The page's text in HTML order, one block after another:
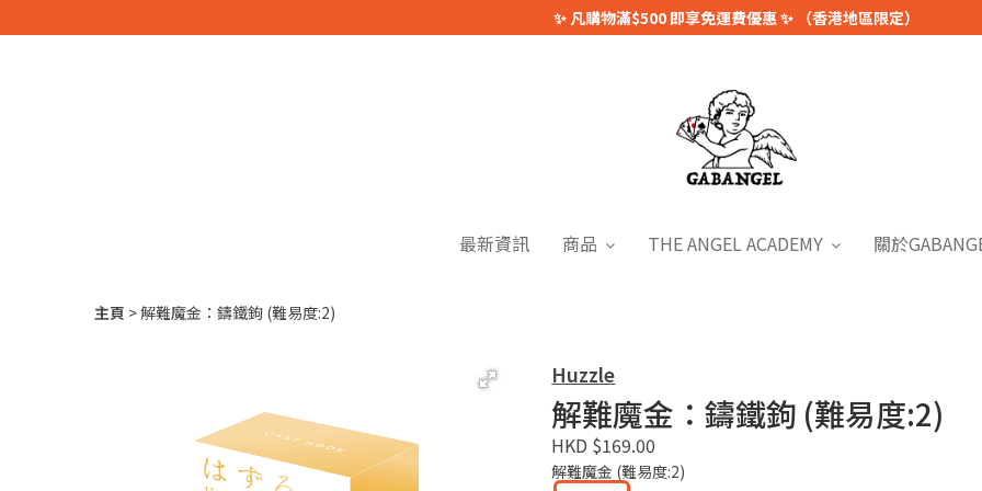
✨ 凡購物滿$500 即享免運費優惠 ✨ （香港地區限定）
最新資訊 商品 THE ANGEL ACADEMY 關於
主頁 解難魔金：鑄鐵鉤 (難易度:2)
Huzzle
解難魔金：鑄鐵鉤 (難易度:2)
HKD $169.00
解難魔金 (難易度:2)